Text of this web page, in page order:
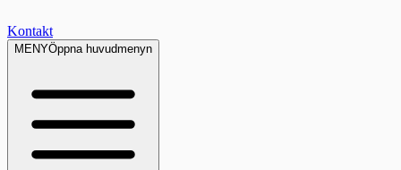
Kontakt
MENYÖppna huvudmenyn